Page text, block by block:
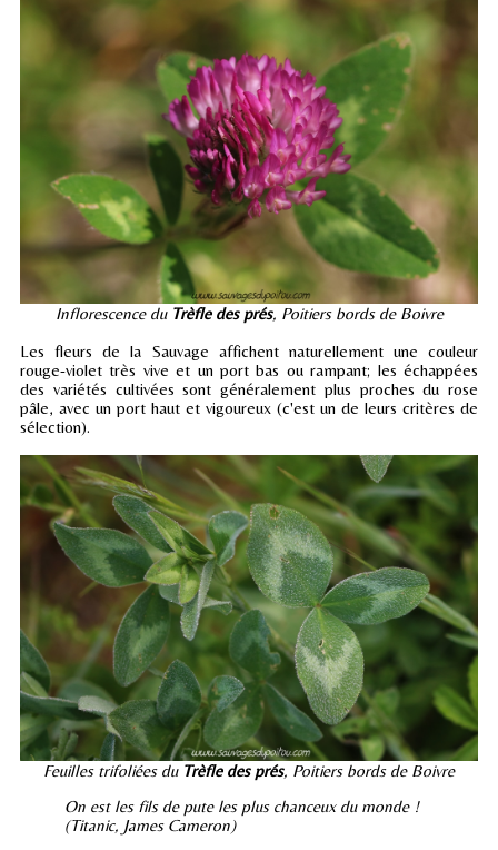
Inflorescence du Trèfle des prés, Poitiers bords de Boivre
Les fleurs de la Sauvage affichent naturellement une couleur
rouge-violet très vive et un port bas ou rampant; les échappées
des variétés cultivées sont généralement plus proches du rose
pâle, avec un port haut et vigoureux (c'est un de leurs critères de
sélection).
Feuilles trifoliées du Trèfle des prés, Poitiers bords de Boivre
On est les fils de pute les plus chanceux du monde !
(Titanic, James Cameron)